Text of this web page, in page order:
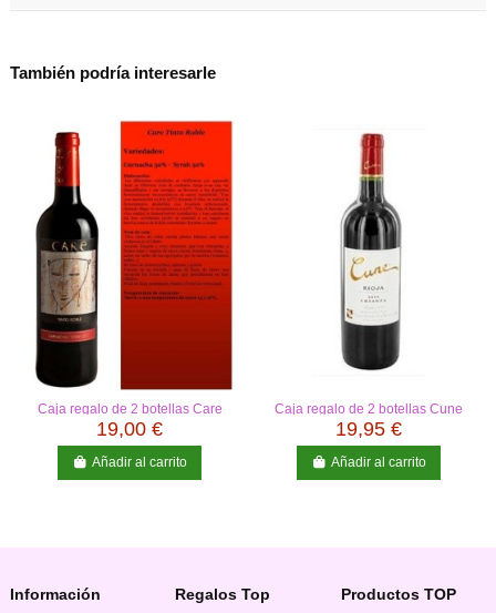
También podría interesarle
Caja regalo de 2 botellas Care
19,00 €
Añadir al carrito
Caja regalo de 2 botellas Cune
Crianza
19,95 €
Añadir al carrito
Información Regalos Top Productos TOP